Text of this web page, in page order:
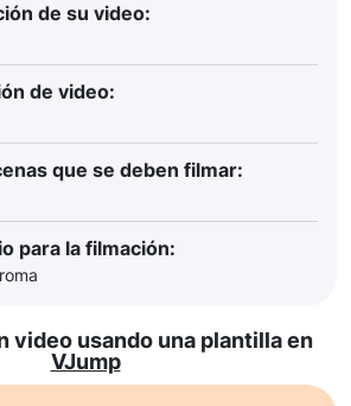
de su video:
de video:
que se deben filmar:
para la filmación:
video usando una plantilla en
VJump